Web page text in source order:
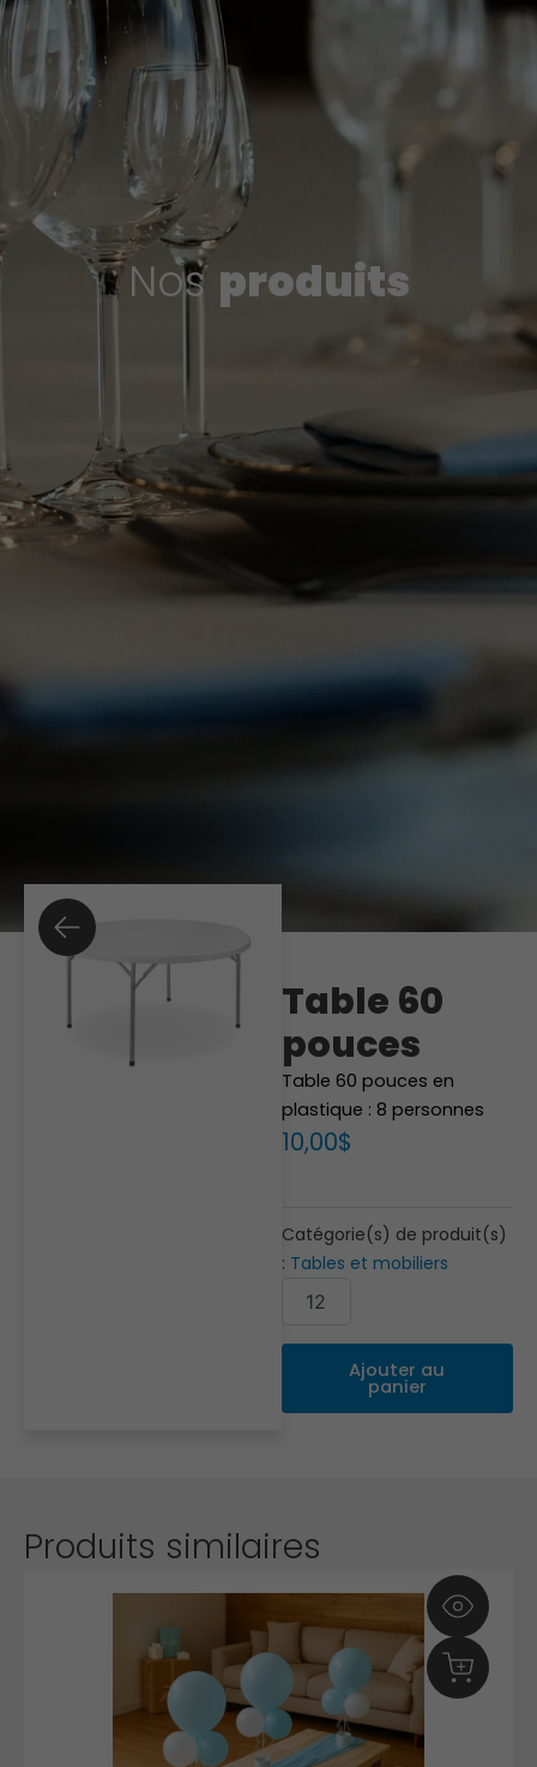
Nos produits
Table 60
pouces
Table 60 pouces en
plastique : 8 personnes
10,00$
Catégorie(s) de produit(s)
: Tables et mobiliers
Ajouter au
panier
Produits similaires